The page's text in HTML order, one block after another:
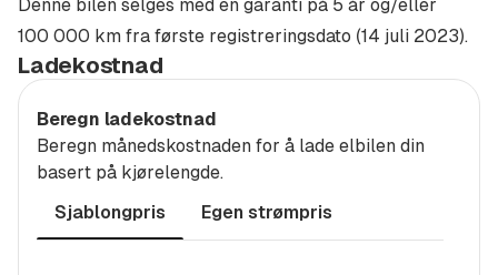
HENGERFESTE, SVINGBART
INFOTAINMENTPAKKE
INTERIØR TOP SPORT+
ISOFIX BARNESETEFESTING FORAN OG BAK
KEYLESS NØKKELFRI ADGANG OG START/STOP
KJØREPROFILPROGRAM
KLIMAANLEGG, 2-SONERS
KOMFORTTELEFON MED INDUKSJONSLADING
Denne bilen selges med en garanti på 5 år og/eller
100 000 km fra første registreringsdato (14 juli 2023).
Ladekostnad
Beregn ladekostnad
Beregn månedskostnaden for å lade elbilen din
basert på kjørelengde.
Sjablongpris
Egen strømpris